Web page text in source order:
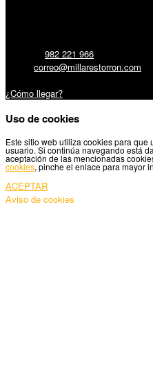
982 221 966
correo@millarestorron.com
¿Cómo llegar?
Uso de cookies
Este sitio web utiliza cookies para
usuario. Si continúa navegando está
aceptación de las mencionadas
cookies, pinche el enlace para mayor
ACEPTAR
Aviso de cookies